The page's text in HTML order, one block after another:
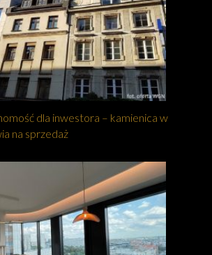
dla inwestora – kamienica w
na sprzedaż